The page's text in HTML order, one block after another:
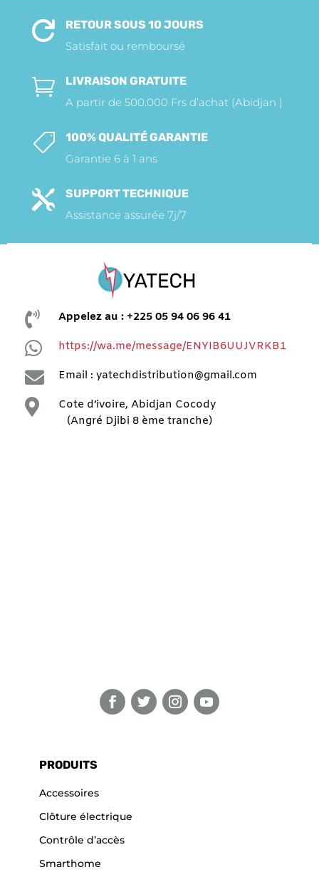

RETOUR SOUS 10 JOURS
Satisfait ou remboursé

LIVRAISON GRATUITE
A partir de 500.000 Frs d’achat (Abidjan )

100% QUALITÉ GARANTIE
Garantie 6 à 1 ans

SUPPORT TECHNIQUE
Assistance assurée 7j/7
 Appelez au : +225 05 94 06 96 41
 https://wa.me/message/ENYIB6UUJVRKB1
 Email : yatechdistribution@gmail.com

Cote d’ivoire, Abidjan Cocody
(Angré Djibi 8 ème tranche)
PRODUITS
Accessoires
Clôture électrique
Contrôle d’accès
Smarthome